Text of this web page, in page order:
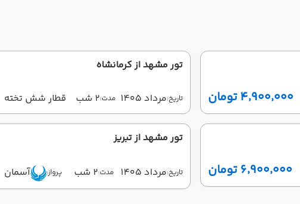
۴٬۹۰۰٬۰۰۰ تومان
تور مشهد از کرمانشاه
تاریخ:مرداد 1405 مدت:2 شب قطار شش تخته
۶٬۹۰۰٬۰۰۰ تومان
تور مشهد از تبریز
تاریخ:مرداد 1405 مدت:2 شب پرواز: آسمان